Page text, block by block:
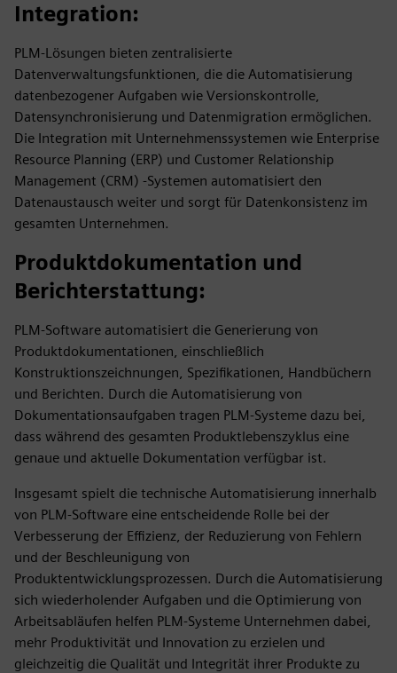
Integration:
PLM-Lösungen bieten zentralisierte
Datenverwaltungsfunktionen, die die Automatisierung
datenbezogener Aufgaben wie Versionskontrolle,
Datensynchronisierung und Datenmigration ermöglichen.
Die Integration mit Unternehmenssystemen wie Enterprise
Resource Planning (ERP) und Customer Relationship
Management (CRM) -Systemen automatisiert den
Datenaustausch weiter und sorgt für Datenkonsistenz im
gesamten Unternehmen.
Produktdokumentation und
Berichterstattung:
PLM-Software automatisiert die Generierung von
Produktdokumentationen, einschließlich
Konstruktionszeichnungen, Spezifikationen, Handbüchern
und Berichten. Durch die Automatisierung von
Dokumentationsaufgaben tragen PLM-Systeme dazu bei,
dass während des gesamten Produktlebenszyklus eine
genaue und aktuelle Dokumentation verfügbar ist.
Insgesamt spielt die technische Automatisierung innerhalb
von PLM-Software eine entscheidende Rolle bei der
Verbesserung der Effizienz, der Reduzierung von Fehlern
und der Beschleunigung von
Produktentwicklungsprozessen. Durch die Automatisierung
sich wiederholender Aufgaben und die Optimierung von
Arbeitsabläufen helfen PLM-Systeme Unternehmen dabei,
mehr Produktivität und Innovation zu erzielen und
gleichzeitig die Qualität und Integrität ihrer Produkte zu